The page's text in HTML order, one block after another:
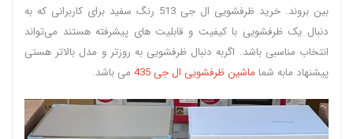
بین بروند. خرید ظرفشویی ال جی 513 رنگ سفید برای کاربرانی که به
دنبال یک ظرفشویی با کیفیت و قابلیت های پیشرفته هستند می‌تواند
انتخاب مناسبی باشد. اگربه دنبال ظرفشویی به روزتر و مدل بالاتر هستی
پیشنهاد مابه شما ماشین ظرفشویی ال جی 435 می باشد.